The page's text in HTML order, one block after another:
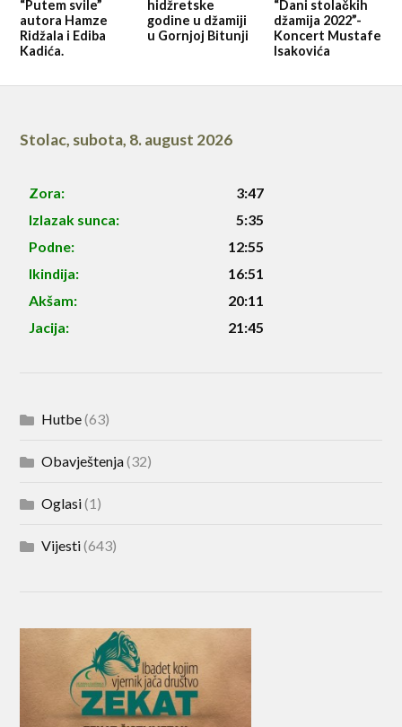
“Putem svile”
autora Hamze
Ridžala i Ediba
Kadića.
hidžretske
godine u džamiji
u Gornjoj Bitunji
“Dani stolačkih
džamija 2022”-
Koncert Mustafe
Isakovića
Stolac, subota, 8. august 2026
Zora:
3:47
Izlazak sunca:
5:35
Podne:
12:55
Ikindija:
16:51
Akšam:
20:11
Jacija:
21:45
Hutbe(63)
Obavještenja(32)
Oglasi(1)
Vijesti(643)